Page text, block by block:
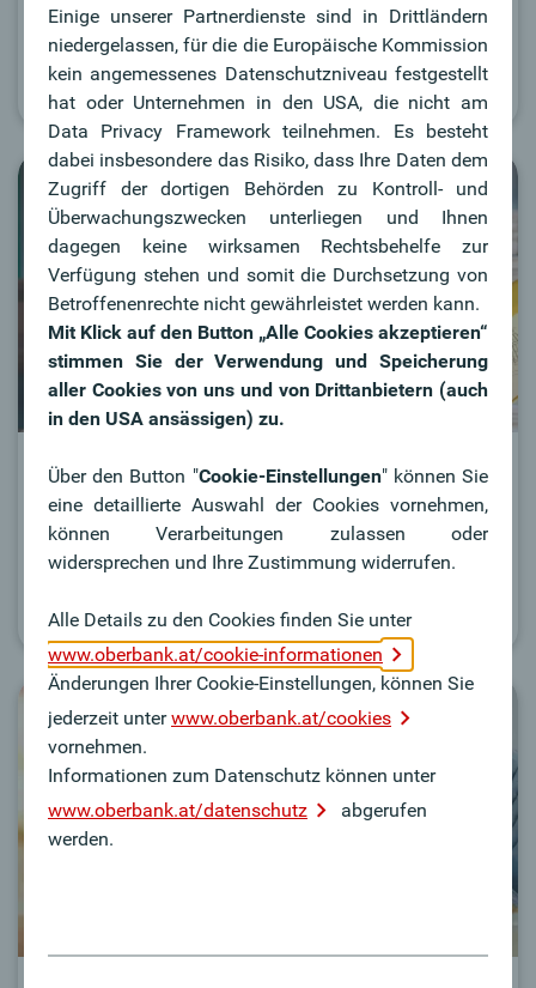
Überblick.
Zu den Infos
Neubau
Hier finden Sie Informationen zur Förderung eines
Neubaus.
Zu den Infos
Einige unserer Partnerdienste sind in Drittländern
niedergelassen, für die die Europäische Kommission
kein angemessenes Datenschutzniveau festgestellt
hat oder Unternehmen in den USA, die nicht am
Data Privacy Framework teilnehmen. Es besteht
dabei insbesondere das Risiko, dass Ihre Daten dem
Zugriff der dortigen Behörden zu Kontroll- und
Überwachungszwecken unterliegen und Ihnen
dagegen keine wirksamen Rechtsbehelfe zur
Verfügung stehen und somit die Durchsetzung von
Betroffenenrechte nicht gewährleistet werden kann.
Mit Klick auf den Button „Alle Cookies akzeptieren“
stimmen Sie der Verwendung und Speicherung
aller Cookies von uns und von Drittanbietern (auch
in den USA ansässigen) zu.
Über den Button "Cookie-Einstellungen" können Sie
eine detaillierte Auswahl der Cookies vornehmen,
können Verarbeitungen zulassen oder
widersprechen und Ihre Zustimmung widerrufen.
Alle Details zu den Cookies finden Sie unter
www.oberbank.at/cookie-informationen
Änderungen Ihrer Cookie-Einstellungen, können Sie
jederzeit unterwww.oberbank.at/cookies
vornehmen.
Informationen zum Datenschutz können unter
www.oberbank.at/datenschutz
abgerufen
werden.